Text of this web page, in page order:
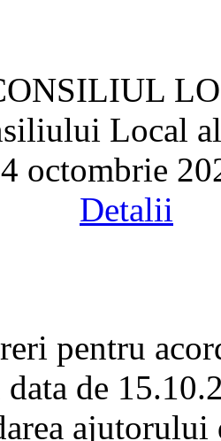
Local
octombrie
Detalii
pentru
de